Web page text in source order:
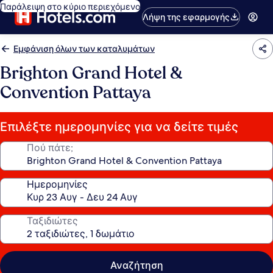
Παράλειψη στο κύριο περιεχόμενο
Λήψη της εφαρμογής
Εμφάνιση όλων των καταλυμάτων
Brighton Grand Hotel &
Convention Pattaya
Επιλέξτε ημερομηνίες για να δείτε τιμές
Πού πάτε;
Ημερομηνίες
Ταξιδιώτες
Αναζήτηση